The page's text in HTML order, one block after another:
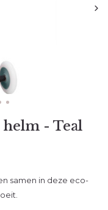
helm - Teal
samen in deze eco-